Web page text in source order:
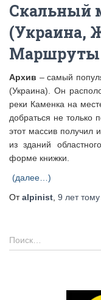
Скальный
(Украина,
Маршруты
Архив – самый
(Украина). Он
реки Каменка на
добраться не
этот массив получил
из зданий
форме книжки.
(далее…)
Отalpinist 9 леттому
Н
а
Поиск…